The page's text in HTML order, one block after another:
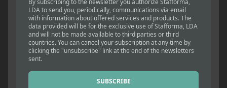
By subscribing to the newsletter you authorize Stafforma,
LDA to send you, periodically, communications via email
with information about offered services and products. The
data provided will be for the exclusive use of Stafforma, LDA
and will not be made available to third parties or third
countries. You can cancel your subscription at any time by
clicking the "unsubscribe" link at the end of the newsletters
sent.
SUBSCRIBE